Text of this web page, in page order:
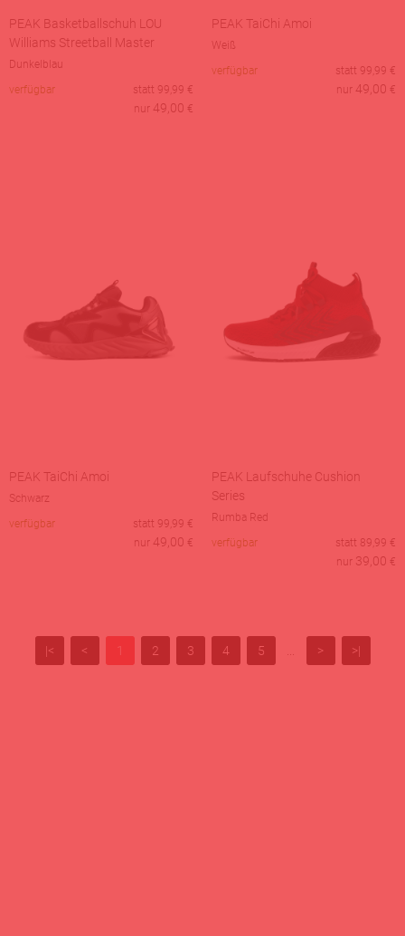
PEAK Basketballschuh LOU
Williams Streetball Master
Dunkelblau
verfügbar
statt 99,99 €
nur 49,00 €
PEAK TaiChi Amoi
Weiß
verfügbar
statt 99,99 €
nur 49,00 €
PEAK TaiChi Amoi
Schwarz
verfügbar
statt 99,99 €
nur 49,00 €
PEAK Laufschuhe Cushion
Series
Rumba Red
verfügbar
statt 89,99 €
nur 39,00 €
|< < 1 2 3 4 5 > >|